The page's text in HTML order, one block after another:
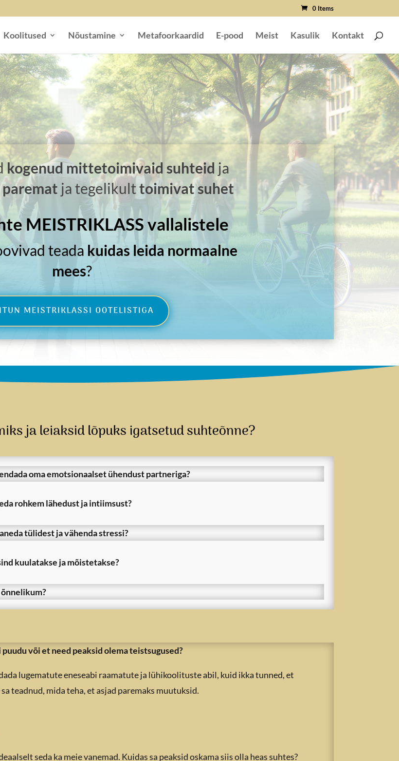
0 Items
Koolitused Nõustamine Metafoorkaardid E-pood Meist Kasulik Kontakt
kogenud mittetoimivaid suhteid ja
paremat ja tegelikulttoimivat suhet
MEISTRIKLASS vallalistele
teada kuidas leida normaalne
mees?
MEISTRIKLASSI OOTELISTIGA
ja leiaksid lõpuks igatsetud suhteõnne?
oma emotsionaalset ühendust partneriga?
rohkem lähedust ja intiimsust?
tülidest ja vähenda stressi?
kuulatakse ja mõistetakse?
õnnelikum?
või et need peaksid olema teistsugused?
lugematute eneseabi raamatute ja lühikoolituste abil, kuid ikka tunned, et
teadnud, mida teha, et asjad paremaks muutuksid.
seda ka meie vanemad. Kuidas sa peaksid oskama siis olla heas suhtes?